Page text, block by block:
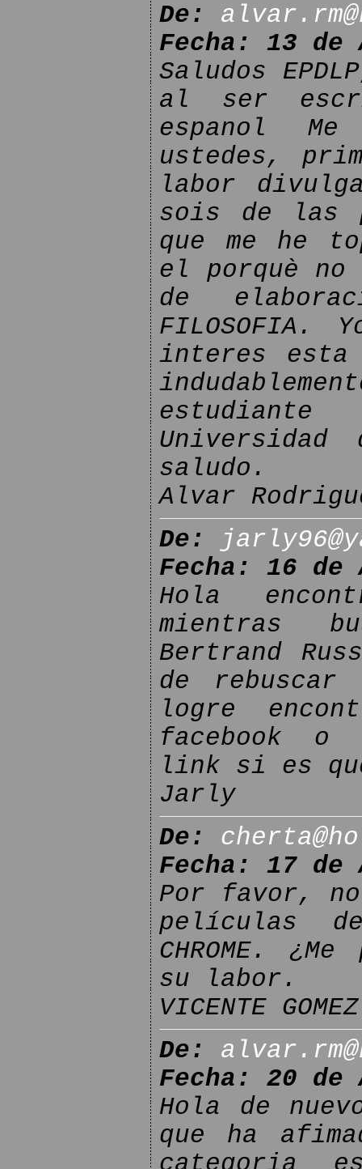
De:
Fecha: 13 de
Saludos
al ser
espanol
ustedes,
labor
sois de las
que me he
el porquè
de
FILOSOFIA.
interes esta
saludo.
Alvar
De:
Fecha: 16 de
Hola
mientras
Bertrand
de
logre
facebook o
link si es
Jarly
De:
Fecha: 17 de
Por favor,
películas
CHROME.
su labor.
VICENTE
De:
Fecha: 20 de
Hola de
que ha